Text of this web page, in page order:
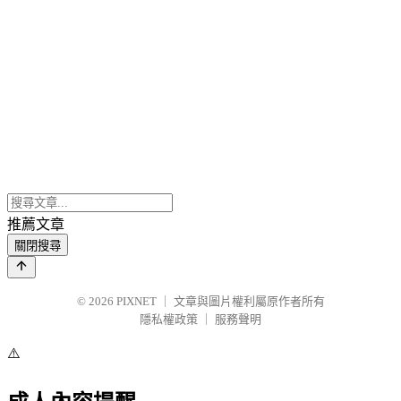
推薦文章
關閉搜尋
© 2026 PIXNET
文章與圖片權利屬原作者所有
隱私權政策
服務聲明
⚠️